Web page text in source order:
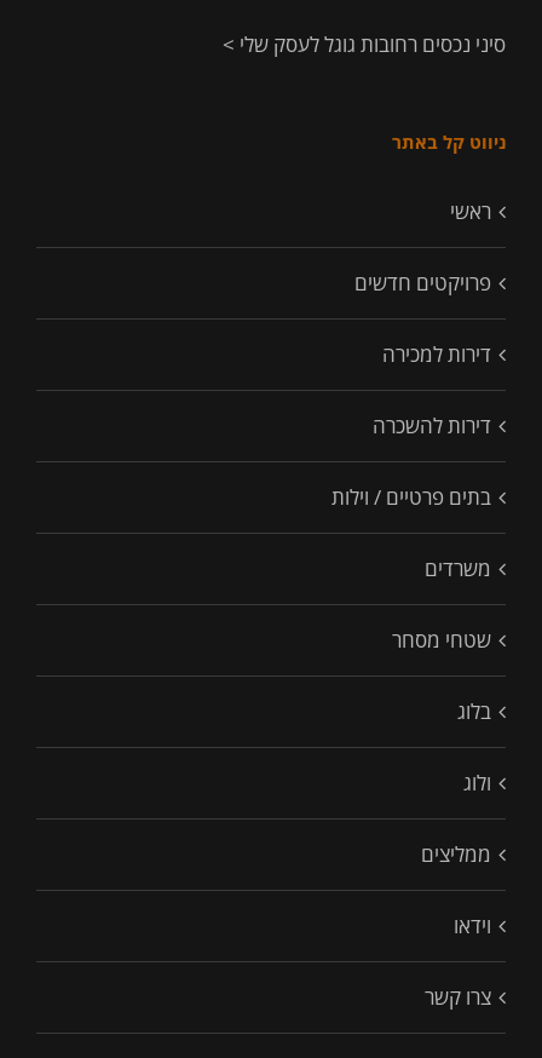
סיני נכסים רחובות גוגל לעסק שלי >
ניווט קל באתר
ראשי
פרויקטים חדשים
דירות למכירה
דירות להשכרה
בתים פרטיים / וילות
משרדים
שטחי מסחר
בלוג
ולוג
ממליצים
וידאו
צרו קשר